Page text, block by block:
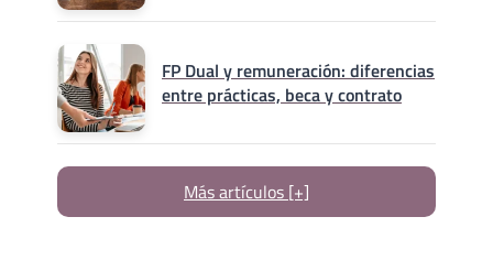
FP Dual y remuneración: diferencias
entre prácticas, beca y contrato
Más artículos [+]